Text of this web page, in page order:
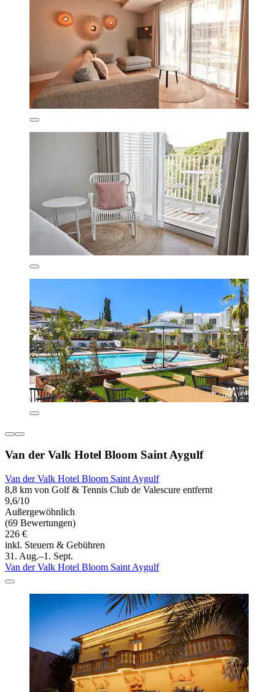
Van der Valk Hotel Bloom Saint Aygulf
Van der Valk Hotel Bloom Saint Aygulf
8,8 km von Golf & Tennis Club de Valescure entfernt
9,6/10
Außergewöhnlich
(69 Bewertungen)
226 €
inkl. Steuern & Gebühren
31. Aug.–1. Sept.
Van der Valk Hotel Bloom Saint Aygulf